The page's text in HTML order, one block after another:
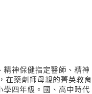
精神保健指定醫師、精神
在藥劑師母親的菁英教育
學四年級。國、高中時代